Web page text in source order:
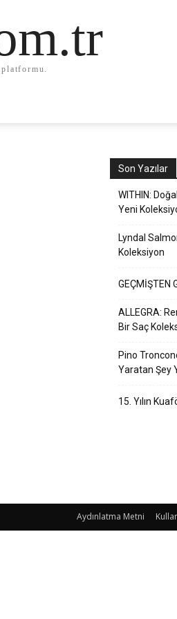
Son Yazılar
WITHIN:
Yeni
Lyndal
Koleksiyon
GEÇMİŞTEN
ALLEGRA:
Bir Saç
Pino
Yaratan Şey
15. Yılın
Aydınlatma Metni